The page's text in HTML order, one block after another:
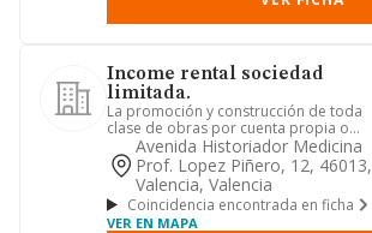
Income rental sociedad
limitada.
La promoción y construcción de toda
clase de obras por cuenta propia o
ajena, por contrata o admini...
Avenida Historiador Medicina
Prof. Lopez Piñero, 12, 46013,
Valencia, Valencia
Coincidencia encontrada en ficha
VER EN MAPA